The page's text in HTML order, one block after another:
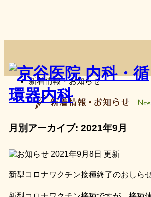
トップページ>
新着情報・お知らせ
月別アーカイブ: 2021年9月
2021年9月8日 更新
新型コロナワクチン接種終了のおしら